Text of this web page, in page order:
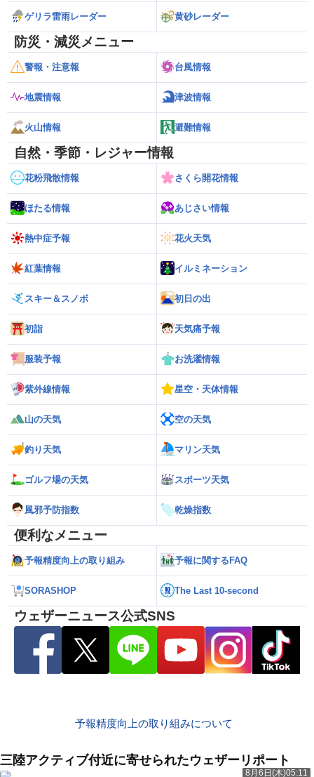
ゲリラ雷雨レーダー 黄砂レーダー
防災・減災メニュー
警報・注意報 台風情報
地震情報 津波情報
火山情報 避難情報
自然・季節・レジャー情報
花粉飛散情報 さくら開花情報
ほたる情報 あじさい情報
熱中症予報 花火天気
紅葉情報 イルミネーション
スキー＆スノボ 初日の出
初詣 天気痛予報
服装予報 お洗濯情報
紫外線情報 星空・天体情報
山の天気 空の天気
釣り天気 マリン天気
ゴルフ場の天気 スポーツ天気
風邪予防指数 乾燥指数
便利なメニュー
予報精度向上の取り組み 予報に関するFAQ
SORASHOP The Last 10-second
ウェザーニュース公式SNS
予報精度向上の取り組みについて
三陸アクティブ付近に寄せられたウェザーリポート
8月6日(木)05:11